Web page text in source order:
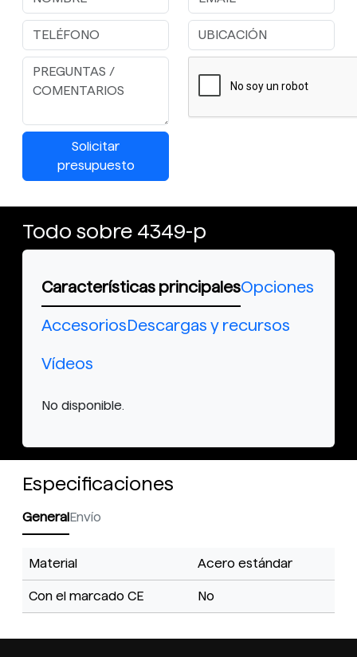
Solicitar
presupuesto
Todo sobre 4349-p
Características principalesOpciones
AccesoriosDescargas y recursos
Vídeos
No disponible.
Especificaciones
GeneralEnvío
Material Acero estándar
Con el marcado CE No